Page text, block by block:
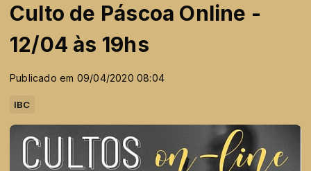
Culto de Páscoa Online -
12/04 às 19hs
Publicado em 09/04/2020 08:04
IBC